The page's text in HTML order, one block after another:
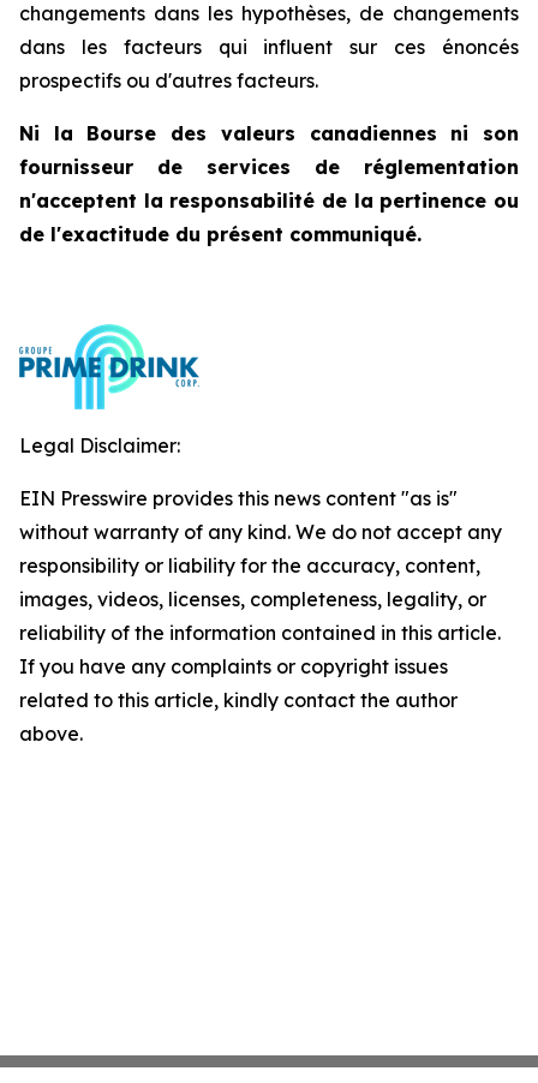
changements dans les hypothèses, de changements
dans les facteurs qui influent sur ces énoncés
prospectifs ou d'autres facteurs.
Ni la Bourse des valeurs canadiennes ni son
fournisseur de services de réglementation
n'acceptent la responsabilité de la pertinence ou
de l'exactitude du présent communiqué.
Legal Disclaimer:
EIN Presswire provides this news content "as is"
without warranty of any kind. We do not accept any
responsibility or liability for the accuracy, content,
images, videos, licenses, completeness, legality, or
reliability of the information contained in this article.
If you have any complaints or copyright issues
related to this article, kindly contact the author
above.